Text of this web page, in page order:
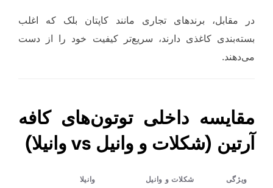
در مقابل، برندهای تجاری مانند کاپتان بلک که اغلب
بسته‌بندی کاغذی دارند، سریع‌تر کیفیت خود را از دست
می‌دهند.
مقایسه داخلی توتون‌های کافه
آرتین (شکلات و وانیل vs وانیلا)
ویژگی شکلات و وانیل وانیلا